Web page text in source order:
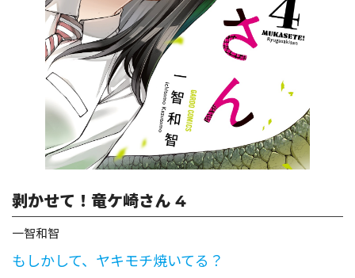
ロサージュノベルス
コミックガルド
コミッククリエ
剥かせて！竜ケ崎さん 4
一智和智
もしかして、ヤキモチ焼いてる？